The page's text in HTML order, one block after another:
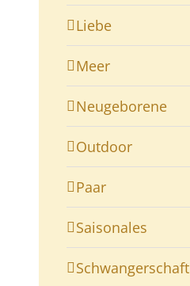
Liebe
Meer
Neugeborene
Outdoor
Paar
Saisonales
Schwangerschaft